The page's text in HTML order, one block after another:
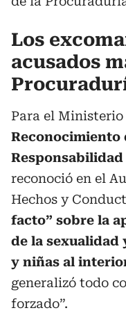
Los
acusados
Para el
Reconocimiento
Responsabilidad
reconoció en el
Hechos y
facto” sobre la
de la sexualidad
y niñas al
generalizó todo
forzado”.